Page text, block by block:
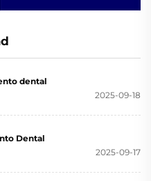
Bucal Antirronquidos
Ronquidos Suministro
dental
2025-09-18
Dental
2025-09-17